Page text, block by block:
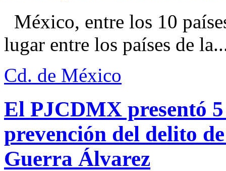
México, entre los 10
lugar entre los países de
Cd. de México
El PJCDMX presentó
prevención del delito
Guerra Álvarez